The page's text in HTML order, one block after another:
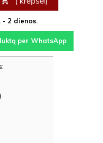
- 2 dienos.
per WhatsApp
: